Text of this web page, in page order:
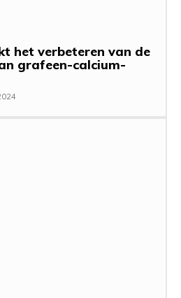
het verbeteren van de
grafeen-calcium-